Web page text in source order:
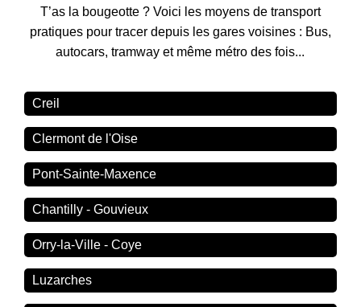
T’as la bougeotte ? Voici les moyens de transport
pratiques pour tracer depuis les gares voisines : Bus,
autocars, tramway et même métro des fois...
Creil
Clermont de l'Oise
Pont-Sainte-Maxence
Chantilly - Gouvieux
Orry-la-Ville - Coye
Luzarches